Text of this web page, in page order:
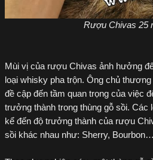
Rượu Chivas 25
Mùi vị của rượu Chivas ảnh hưởng
loại whisky pha trộn. Ông chủ
đề cập đến tầm quan trọng của việc
trưởng thành trong thùng gỗ sồi. Các
kể đến độ trưởng thành của rượu
sồi khác nhau như: Sherry, Bourbon…